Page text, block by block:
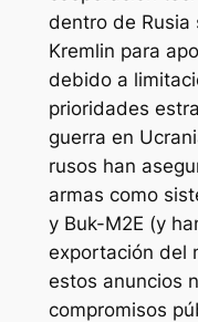
dentro de Rusia
Kremlin para
debido a
prioridades
guerra en
rusos han
armas como
y Buk-M2E (y
exportación del
estos anuncios
compromisos